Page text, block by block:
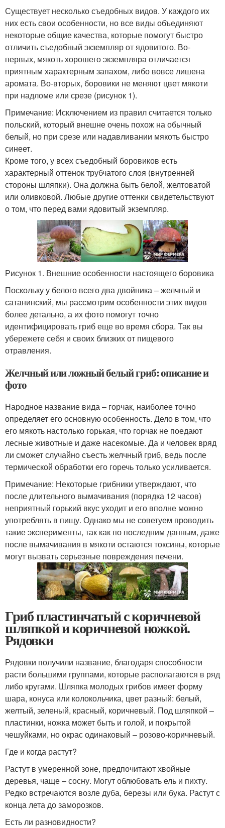
Существует несколько съедобных видов. У каждого их
них есть свои особенности, но все виды объединяют
некоторые общие качества, которые помогут быстро
отличить съедобный экземпляр от ядовитого. Во-
первых, мякоть хорошего экземпляра отличается
приятным характерным запахом, либо вовсе лишена
аромата. Во-вторых, боровики не меняют цвет мякоти
при надломе или срезе (рисунок 1).
Примечание: Исключением из правил считается только
польский, который внешне очень похож на обычный
белый, но при срезе или надавливании мякоть быстро
синеет.
Кроме того, у всех съедобный боровиков есть
характерный оттенок трубчатого слоя (внутренней
стороны шляпки). Она должна быть белой, желтоватой
или оливковой. Любые другие оттенки свидетельствуют
о том, что перед вами ядовитый экземпляр.
Рисунок 1. Внешние особенности настоящего боровика
Поскольку у белого всего два двойника – желчный и
сатанинский, мы рассмотрим особенности этих видов
более детально, а их фото помогут точно
идентифицировать гриб еще во время сбора. Так вы
убережете себя и своих близких от пищевого
отравления.
Желчный или ложный белый гриб: описание и
фото
Народное название вида – горчак, наиболее точно
определяет его основную особенность. Дело в том, что
его мякоть настолько горькая, что горчак не поедают
лесные животные и даже насекомые. Да и человек вряд
ли сможет случайно съесть желчный гриб, ведь после
термической обработки его горечь только усиливается.
Примечание: Некоторые грибники утверждают, что
после длительного вымачивания (порядка 12 часов)
неприятный горький вкус уходит и его вполне можно
употреблять в пищу. Однако мы не советуем проводить
такие эксперименты, так как по последним данным, даже
после вымачивания в мякоти остаются токсины, которые
могут вызвать серьезные повреждения печени.
Гриб пластинчатый с коричневой
шляпкой и коричневой ножкой.
Рядовки
Рядовки получили название, благодаря способности
расти большими группами, которые располагаются в ряд
либо кругами. Шляпка молодых грибов имеет форму
шара, конуса или колокольчика, цвет разный: белый,
желтый, зеленый, красный, коричневый. Под шляпкой –
пластинки, ножка может быть и голой, и покрытой
чешуйками, но окрас одинаковый – розово-коричневый.
Где и когда растут?
Растут в умеренной зоне, предпочитают хвойные
деревья, чаще – сосну. Могут облюбовать ель и пихту.
Редко встречаются возле дуба, березы или бука. Растут с
конца лета до заморозков.
Есть ли разновидности?